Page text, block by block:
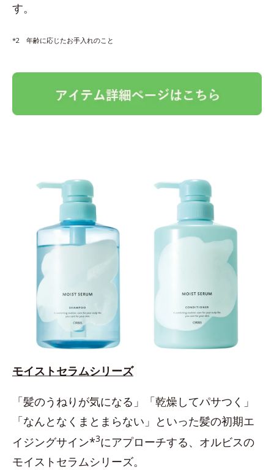
す。
*2 年齢に応じたお手入れのこと
モイストセラムシリーズ
「髪のうねりが気になる」「乾燥してパサつく」
「なんとなくまとまらない」といった髪の初期エ
イジングサイン*3にアプローチする、オルビスの
モイストセラムシリーズ。